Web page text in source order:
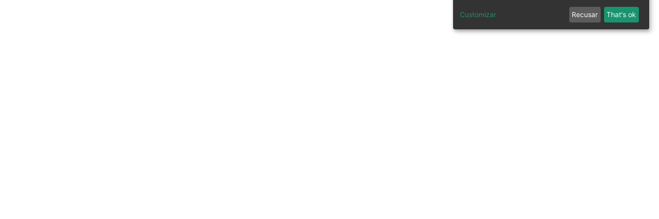
Customizar Recusar That's ok